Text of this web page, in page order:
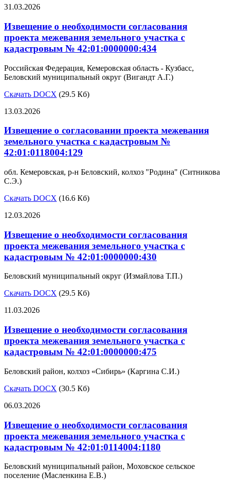
31.03.2026
Извещение о необходимости согласования
проекта межевания земельного участка с
кадастровым № 42:01:0000000:434
Российская Федерация, Кемеровская область - Кузбасс,
Беловский муниципальный округ (Вигандт А.Г.)
Скачать DOCX (29.5 Кб)
13.03.2026
Извещение о согласовании проекта межевания
земельного участка с кадастровым №
42:01:0118004:129
обл. Кемеровская, р-н Беловский, колхоз "Родина" (Ситникова
С.Э.)
Скачать DOCX (16.6 Кб)
12.03.2026
Извещение о необходимости согласования
проекта межевания земельного участка с
кадастровым № 42:01:0000000:430
Беловский муниципальный округ (Измайлова Т.П.)
Скачать DOCX (29.5 Кб)
11.03.2026
Извещение о необходимости согласования
проекта межевания земельного участка с
кадастровым № 42:01:0000000:475
Беловский район, колхоз «Сибирь» (Каргина С.И.)
Скачать DOCX (30.5 Кб)
06.03.2026
Извещение о необходимости согласования
проекта межевания земельного участка с
кадастровым № 42:01:0114004:1180
Беловский муниципальный район, Моховское сельское
поселение (Масленкина Е.В.)